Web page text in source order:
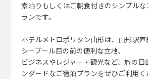
素泊りもしくはご朝食付きのシンプル
ランです。
ホテルメトロポリタン山形は、山形駅
シープール目の前の便利な立地、
ビジネスやレジャー・観光など、旅の目
ンダードなご宿泊プランをぜひご利用く